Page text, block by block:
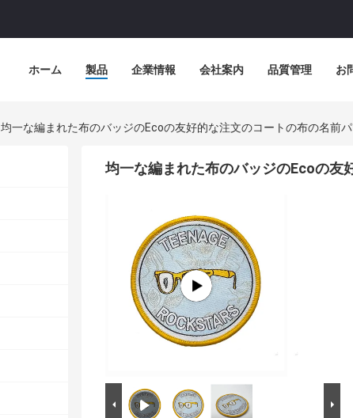
ホーム 製品 企業情報 会社案内 品質管理 お
均一な編まれた布のバッジのEcoの友好的な注文のコートの布の名前
均一な編まれた布のバッジのEcoの友